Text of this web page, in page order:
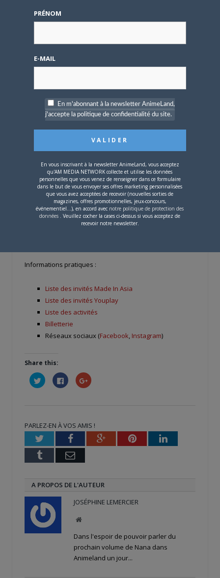
masque n’est plus obligatoire, tout comme le pass
sanitaire mais il yaura “du gel à des endroits stratégiquesdu
souhaitaitRémi Lachlors de notre entretien, espérons
que cette édition attire davantage d’amoureux de la pop
culture que l’année précédente ! On vous quitte sur cette
C’est vraiment le concept de fusionner les communautés du
jeu vidéo, du manga, de fans de Youtube qu’on veut mettre en
“.
Informations pratiques :
Liste des invités Made In Asia
Liste des invités Youplay
Liste des activités
Billetterie
Réseaux sociaux (Facebook Instagram)
Share this:
Cliquez
pour
partager
fenêtre)
Cliquez
pour
partager
fenêtre)
Cliquez
pour
nouvelle
fenêtre)
PARLEZ-EN À VOS AMIS !
TwitterFacebookGoogle+PinterestLinkedIn
Tumblr Email
A PROPOS DE L'AUTEUR
JOSÉPHINE LEMERCIER
Site
Dans l'espoir de pouvoir parler du
prochain volume de Nana dans
Animeland un jour...
PRÉNOM
E-MAIL
En m'abonnant à la newsletter AnimeLand,
j'accepte la politique de confidentialité du site.
En vous inscrivant à la newsletter AnimeLand, vous acceptez
qu'AM MEDIA NETWORK collecte et utilise les données
personnelles que vous venez de renseigner dans ce formulaire
dans le but de vous envoyer ses offres marketing personnalisées
que vous avez acceptées de recevoir (nouvelles sorties de
magazines, offres promotionnelles, jeux-concours,
événementiel...), en accord avec notre politique de protection des
données . Veuillez cocher la cases ci-dessus si vous acceptez de
recevoir notre newsletter.